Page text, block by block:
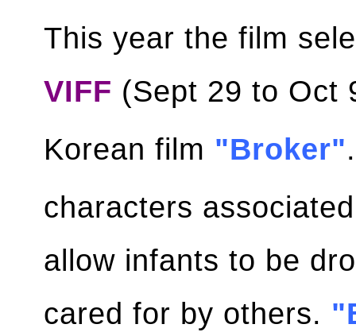
This year the film
VIFF (Sept 29 to Oct
Korean film "Broker"
characters
allow infants to be
cared for by others.